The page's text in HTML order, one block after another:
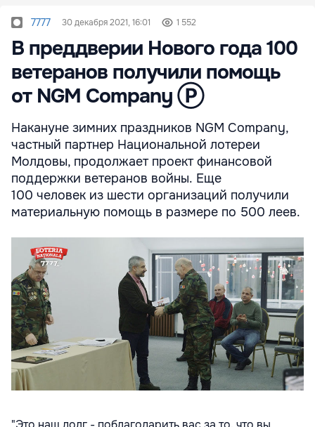
7777 30 декабря 2021, 16:01 1 552
В преддверии Нового года 100
ветеранов получили помощь
от NGM Company Ⓟ
Накануне зимних праздников NGM Company,
частный партнер Национальной лотереи
Молдовы, продолжает проект финансовой
поддержки ветеранов войны. Еще
100 человек из шести организаций получили
материальную помощь в размере по 500 леев.